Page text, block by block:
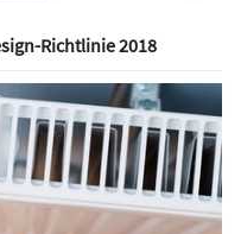
Richtlinie 2018